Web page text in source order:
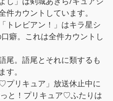
件カウントしています。
トレビアン！」はキラ星シ
癖。これは全件カウントし
尾。語尾とそれに類するも
。
プリキュア」放送休止中に
と！プリキュア♡ふたりは